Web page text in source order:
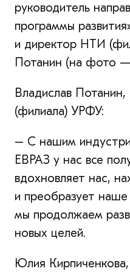
руководитель
программы
и директор НТИ
Потанин (на фото
Владислав
(филиала) УРФУ:
– С нашим
ЕВРАЗ у нас все
вдохновляет нас,
и преобразует
мы продолжаем
новых целей.
Юлия